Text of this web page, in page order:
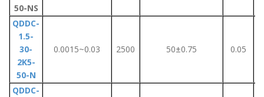
50-NS
QDDC-
1.5-
30-
2K5-
50-N
0.0015~0.03 2500 50±0.75 0.05
QDDC-